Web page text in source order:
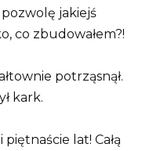
jakiejś
co zbudowałem?!
potrząsnął.
kark.
lat! Całą